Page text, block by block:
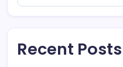
Recent Posts